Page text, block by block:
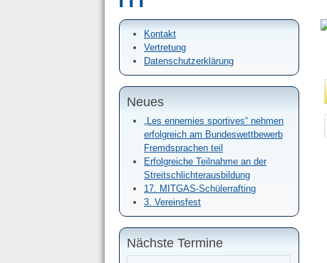
Kontakt
Vertretung
Datenschutzerklärung
Neues
„Les ennemies sportives“ nehmen
erfolgreich am Bundeswettbewerb
Fremdsprachen teil
Erfolgreiche Teilnahme an der
Streitschlichterausbildung
17. MITGAS-Schülerrafting
3. Vereinsfest
Nächste Termine